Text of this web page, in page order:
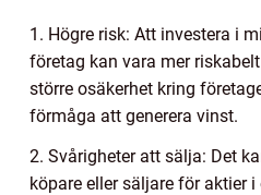
1. Högre risk: Att investera i
företag kan vara mer
större osäkerhet kring
förmåga att generera vinst.
2. Svårigheter att sälja: Det
köpare eller säljare för aktier